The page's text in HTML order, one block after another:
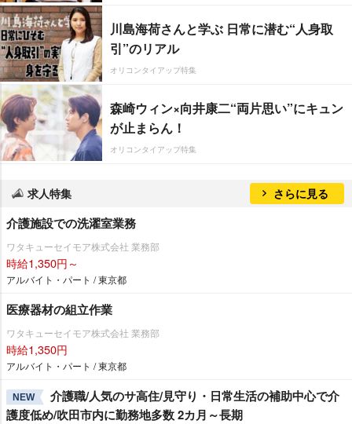
ジャー氏に話を聞いた。
川島海荷さんと学ぶ 日常に潜む“人身取
引”のリアル
オリコンタイアップ特集
森崎ウィン×向井康二“両片思い”にキュン
が止まらん！
オリコンタイアップ特集
求人特集 さらに見る
介護施設での洗濯室業務
ワタキューセイモア株式会社 業務部
時給1,350円～
アルバイト・パート / 東京都
医療器材の組立作業
ワタキューセイモア株式会社 業務部
時給1,350円
アルバイト・パート / 東京都
NEW
介護職/人気のサ高住/見守り・日常生活の補助中心で介
護度低め/吹田市内に勤務地多数 2カ月～長期